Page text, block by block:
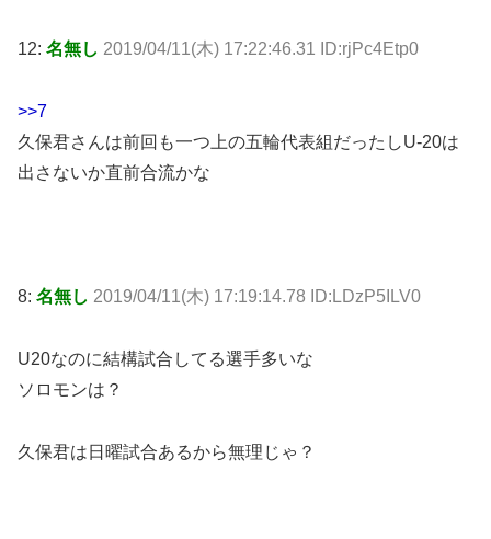
12: 名無し 2019/04/11(木) 17:22:46.31 ID:rjPc4Etp0
>>7
久保君さんは前回も一つ上の五輪代表組だったしU-20は
出さないか直前合流かな
8: 名無し 2019/04/11(木) 17:19:14.78 ID:LDzP5ILV0
U20なのに結構試合してる選手多いな
ソロモンは？
久保君は日曜試合あるから無理じゃ？